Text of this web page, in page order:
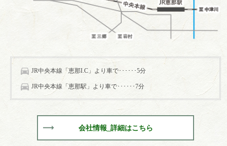
JR中央本線「恵那I.C」より車で･･････5分
JR中央本線「恵那駅」より車で･･････7分
会社情報_詳細はこちら